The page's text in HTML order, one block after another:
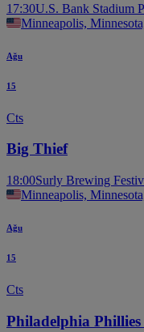
17:30U.S. Bank Stadium
Minneapolis,
Ağu
15
Cts
Big Thief
18:00Surly Brewing
Minneapolis,
Ağu
15
Cts
Philadelphia